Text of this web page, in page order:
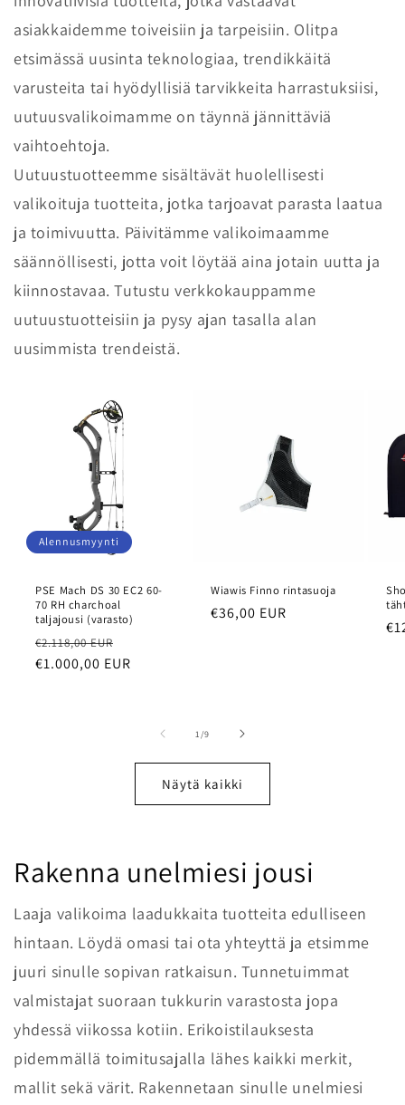
asiakkaidemme toiveisiin ja tarpeisiin. Olitpa
etsimässä uusinta teknologiaa, trendikkäitä
varusteita tai hyödyllisiä tarvikkeita harrastuksiisi,
uutuusvalikoimamme on täynnä jännittäviä
vaihtoehtoja.
Uutuustuotteemme sisältävät huolellisesti
valikoituja tuotteita, jotka tarjoavat parasta laatua
ja toimivuutta. Päivitämme valikoimaamme
säännöllisesti, jotta voit löytää aina jotain uutta ja
kiinnostavaa. Tutustu verkkokauppamme
uutuustuotteisiin ja pysy ajan tasalla alan
uusimmista trendeistä.
Alennusmyynti
PSE Mach DS 30 EC2 60-
70 RH charchoal
taljajousi (varasto)
Normaalihinta
€2.118,00 EUR
€1.000,00 EUR
Wiawis Finno rintasuoja
Normaalihinta
€36,00 EUR
1 //9
Näytä kaikki
Rakenna unelmiesi jousi
Laaja valikoima laadukkaita tuotteita edulliseen
hintaan. Löydä omasi tai ota yhteyttä ja etsimme
juuri sinulle sopivan ratkaisun. Tunnetuimmat
valmistajat suoraan tukkurin varastosta jopa
yhdessä viikossa kotiin. Erikoistilauksesta
pidemmällä toimitusajalla lähes kaikki merkit,
mallit sekä värit. Rakennetaan sinulle unelmiesi